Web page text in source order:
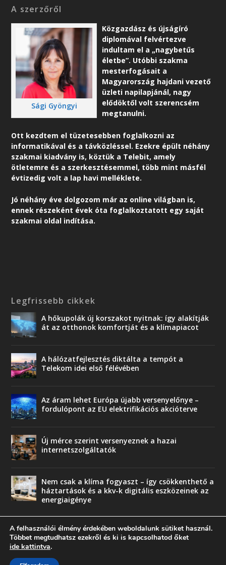
A szerzőről
Sági Gyöngyi
Közgazdász és újságíró
diplomával felvértezve
indultam el a „nagybetűs
életbe”. Utóbbi szakma
mesterfogásait a
Magyarország hajdani vezető
üzleti napilapjánál, nagy
elődöktől volt szerencsém
megtanulni.
Ott kezdtem el tüzetesebben foglalkozni az
informatikával és a távközléssel. Ezekre épült néhány
szakmai kiadvány is, köztük a Telebit, amely
ötletemre és a szerkesztésemmel, több mint másfél
évtizedig volt a lap havi melléklete.
Jó néhány éve dolgozom már az online világban is,
ennek részeként évek óta foglalkoztatott egy saját
szakmai oldal indítása.
Legfrissebb cikkek
A hőkupolák új korszakot nyitnak: így alakítják
át az otthonok komfortját és a klímapiacot
A hálózatfejlesztés diktálta a tempót a
Telekom idei első félévében
Az áram lehet Európa újabb versenyelőnye –
fordulópont az EU elektrifikációs akcióterve
Új mérce szerint versenyeznek a hazai
internetszolgáltatók
Nem csak a klíma fogyaszt – így csökkenthető a
háztartások és a kkv-k digitális eszközeinek az
energiaigénye
A felhasználói élmény érdekében weboldalunk sütiket használ.
Többet megtudhatsz ezekről és ki is kapcsolhatod őket
ide kattintva.